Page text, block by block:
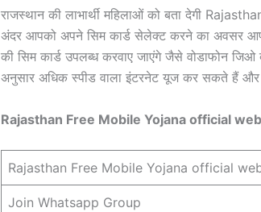
राजस्थान की लाभार्थी महिलाओं को बता देगी
अंदर आपको अपने सिम कार्ड सेलेक्ट करने का अवसर
की सिम कार्ड उपलब्ध करवाए जाएंगे जैसे वोडाफोन
अनुसार अधिक स्पीड वाला इंटरनेट यूज कर सकते हैं
Rajasthan Free Mobile Yojana official
Rajasthan Free Mobile Yojana official
Join Whatsapp Group